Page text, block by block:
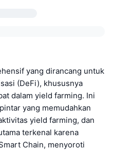
yang dirancang untuk
(DeFi), khususnya
dalam yield farming. Ini
yang memudahkan
yield farming, dan
terkenal karena
Chain, menyoroti